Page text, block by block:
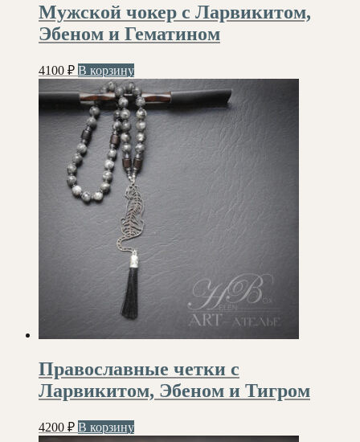
Мужской чокер с Ларвикитом,
Эбеном и Гематином
4100 ₽ В корзину
Православные четки с
Ларвикитом, Эбеном и Тигром
4200 ₽ В корзину